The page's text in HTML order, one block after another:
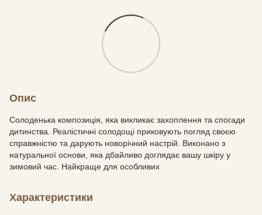
Опис
Солоденька композиція, яка викликає захоплення та спогади
дитинства. Реалістичні солодощі приковують погляд своєю
справжністю та дарують новорічний настрій. Виконано з
натуральної основи, яка дбайливо доглядає вашу шкіру у
зимовий час. Найкраще для особливих
Характеристики